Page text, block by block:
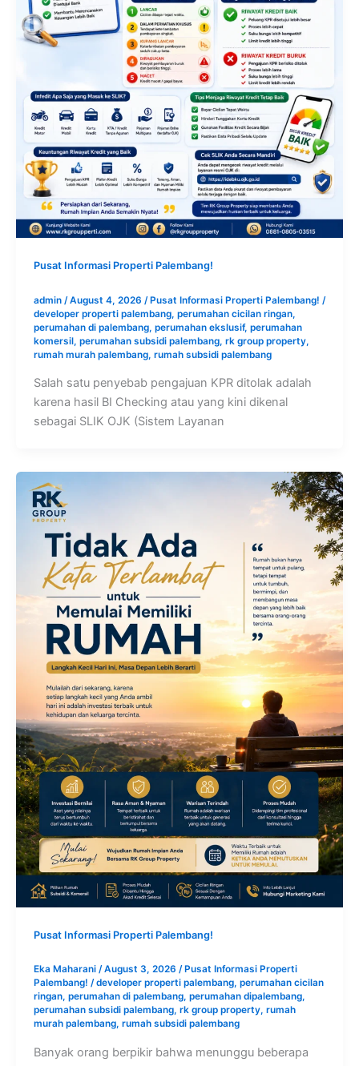
Pusat Informasi Properti Palembang!
admin /August 4, 2026 /Pusat Informasi Properti Palembang! /
developer properti palembang, perumahan cicilan ringan,
perumahan di palembang, perumahan ekslusif, perumahan
komersil, perumahan subsidi palembang, rk group property,
rumah murah palembang, rumah subsidi palembang
Salah satu penyebab pengajuan KPR ditolak adalah
karena hasil BI Checking atau yang kini dikenal
sebagai SLIK OJK (Sistem Layanan
Pusat Informasi Properti Palembang!
Eka Maharani /August 3, 2026 / Pusat Informasi Properti
Palembang! /developer properti palembang, perumahan cicilan
ringan, perumahan di palembang, perumahan dipalembang,
perumahan subsidi palembang, rk group property, rumah
murah palembang, rumah subsidi palembang
Banyak orang berpikir bahwa menunggu beberapa